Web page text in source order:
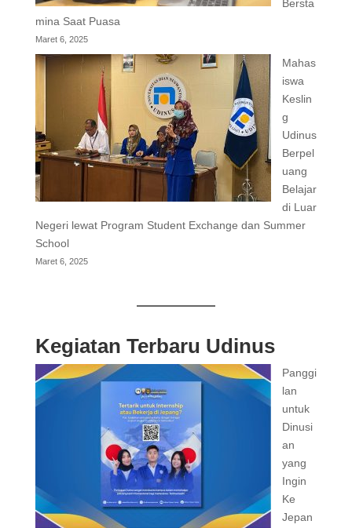
Bersta
mina Saat Puasa
Maret 6, 2025
Mahas
iswa
Keslin
g
Udinus
Berpel
uang
Belajar
di Luar
Negeri lewat Program Student Exchange dan Summer
School
Maret 6, 2025
Kegiatan Terbaru Udinus
Panggi
lan
untuk
Dinusi
an
yang
Ingin
Ke
Jepan